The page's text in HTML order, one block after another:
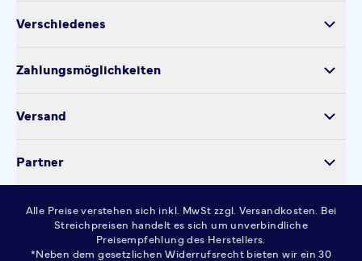
Produktsicherheit
Kontakt
Verschiedenes
Datenschutz
Widerrufsrecht
AGB
FAQ
Zahlungsmöglichkeiten
Versand
Partner
Alle Preise verstehen sich inkl. MwSt zzgl. Versandkosten. Bei
Streichpreisen handelt es sich um unverbindliche
Preisempfehlung des Herstellers.
*Neben dem gesetzlichen Widerrufsrecht bieten wir ein 30